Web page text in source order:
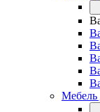
Мебель